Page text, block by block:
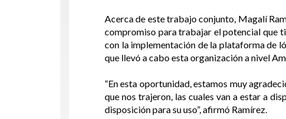
Acerca de este trabajo conjunto, Magalí
compromiso para trabajar el potencial que
con la implementación de la plataforma de
que llevó a cabo esta organización a nivel
“En esta oportunidad, estamos muy
que nos trajeron, las cuales van a estar a
disposición para su uso”, afirmó Ramírez.